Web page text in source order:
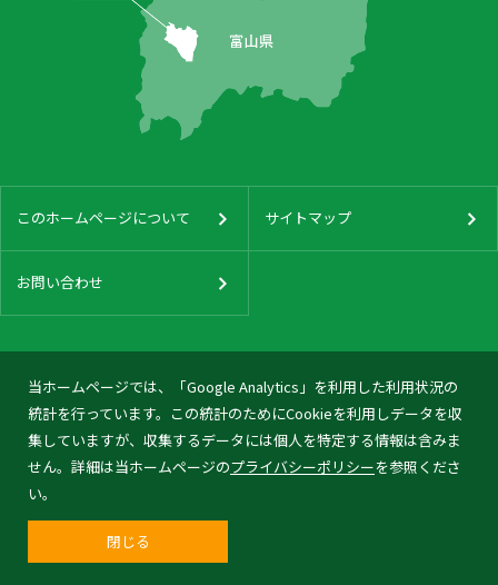
当ホームページでは、「Google Analytics」を利用した利用状況の
統計を行っています。この統計のためにCookieを利用しデータを収
集していますが、収集するデータには個人を特定する情報は含みま
せん。詳細は当ホームページのプライバシーポリシーを参照くださ
い。
閉じる
このホームページについて サイトマップ
お問い合わせ